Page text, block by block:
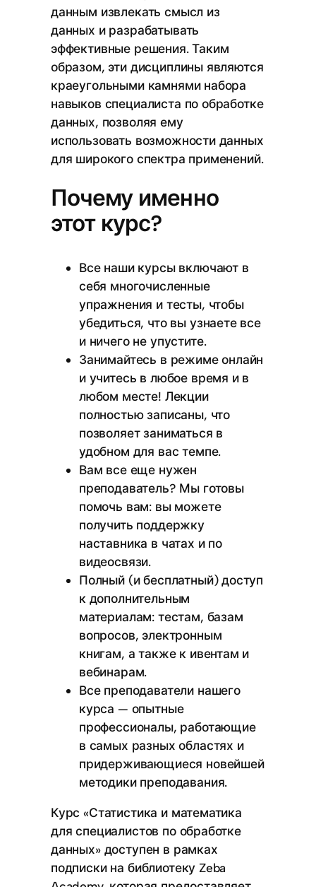
данным извлекать смысл из
данных и разрабатывать
эффективные решения. Таким
образом, эти дисциплины являются
краеугольными камнями набора
навыков специалиста по обработке
данных, позволяя ему
использовать возможности данных
для широкого спектра применений.
Почему именно
этот курс?
Все наши курсы включают в
себя многочисленные
упражнения и тесты, чтобы
убедиться, что вы узнаете все
и ничего не упустите.
Занимайтесь в режиме онлайн
и учитесь в любое время и в
любом месте! Лекции
полностью записаны, что
позволяет заниматься в
удобном для вас темпе.
Вам все еще нужен
преподаватель? Мы готовы
помочь вам: вы можете
получить поддержку
наставника в чатах и по
видеосвязи.
Полный (и бесплатный) доступ
к дополнительным
материалам: тестам, базам
вопросов, электронным
книгам, а также к ивентам и
вебинарам.
Все преподаватели нашего
курса — опытные
профессионалы, работающие
в самых разных областях и
придерживающиеся новейшей
методики преподавания.
Курс «Статистика и математика
для специалистов по обработке
данных» доступен в рамках
подписки на библиотеку Zeba